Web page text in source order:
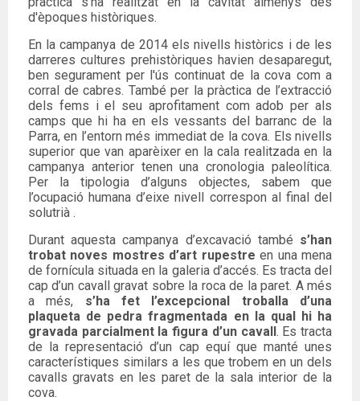
d'èpoques històriques.
En la campanya de 2014 els nivells històrics i de les
darreres cultures prehistòriques havien desaparegut,
ben segurament per l'ús continuat de la cova com a
corral de cabres. També per la pràctica de l’extracció
dels fems i el seu aprofitament com adob per als
camps que hi ha en els vessants del barranc de la
Parra, en l’entorn més immediat de la cova. Els nivells
superior que van aparèixer en la cala realitzada en la
campanya anterior tenen una cronologia paleolítica.
Per la tipologia d’alguns objectes, sabem que
l’ocupació humana d’eixe nivell correspon al final del
solutrià .
Durant aquesta campanya d’excavació també s’han
trobat noves mostres d’art rupestre en una mena
de fornícula situada en la galeria d’accés. Es tracta del
cap d’un cavall gravat sobre la roca de la paret. A més
a més, s’ha fet l’excepcional troballa d’una
plaqueta de pedra fragmentada en la qual hi ha
gravada parcialment la figura d’un cavall. Es tracta
de la representació d’un cap equí que manté unes
característiques similars a les que trobem en un dels
cavalls gravats en les paret de la sala interior de la
cova.